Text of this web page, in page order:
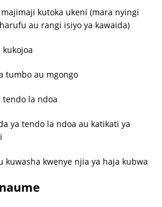
kutoka ukeni (mara nyingi
au rangi isiyo ya kawaida)
tumbo au mgongo
tendo la ndoa
ya tendo la ndoa au katikati ya
kuwasha kwenye njia ya haja kubwa